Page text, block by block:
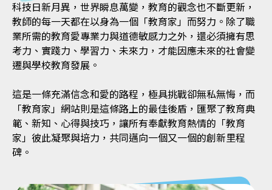
科技日新月異，世界瞬息萬變，教育的觀念也不斷更新，
教師的每一天都在以身為一個「教育家」而努力。除了職
業所需的教育愛專業力與道德敏感力之外，還必須擁有思
考力、實踐力、學習力、未來力，才能因應未來的社會變
遷與學校教育發展。
這是一條充滿信念和愛的路程，極具挑戰卻無私無悔，而
「教育家」網站則是這條路上的最佳後盾，匯聚了教育典
範、新知、心得與技巧，讓所有奉獻教育熱情的「教育
家」彼此凝聚與培力，共同邁向一個又一個的創新里程
碑。